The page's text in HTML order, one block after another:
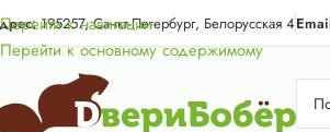
Перейти к навигации
Перейти к основному содержимому
195257, Санкт-Петербург, Белорусская 4